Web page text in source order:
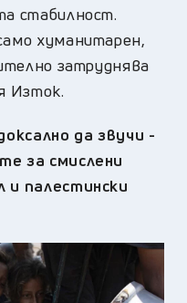
стабилност.
хуманитарен,
затруднява
Изток.
да звучи -
за смислени
и палестински